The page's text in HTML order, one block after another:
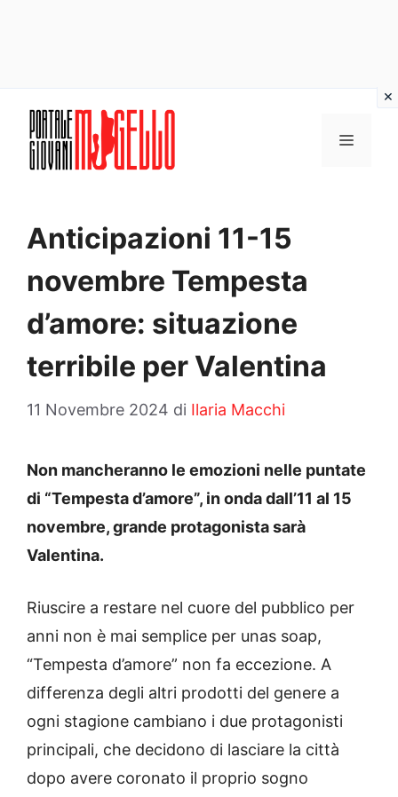
contenuto
MENU
Anticipazioni 11-15
novembre Tempesta
d’amore: situazione
terribile per Valentina
11 Novembre 2024 di Ilaria Macchi
Non mancheranno le emozioni nelle puntate
di “Tempesta d’amore”, in onda dall’11 al 15
novembre, grande protagonista sarà
Valentina.
Riuscire a restare nel cuore del pubblico per
anni non è mai semplice per unas soap,
“Tempesta d’amore” non fa eccezione. A
differenza degli altri prodotti del genere a
ogni stagione cambiano i due protagonisti
principali, che decidono di lasciare la città
dopo avere coronato il proprio sogno